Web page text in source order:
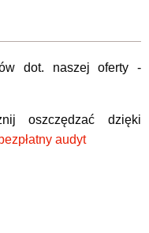
dot. naszej oferty -
oszczędzać dzięki
audyt